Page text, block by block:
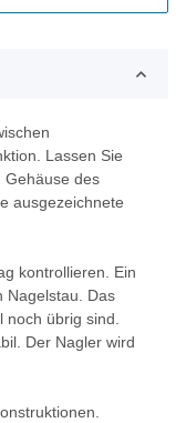
Lassen Sie
Gehäuse des
ausgezeichnete
kontrollieren. Ein
Nagelstau. Das
übrig sind.
Der Nagler wird